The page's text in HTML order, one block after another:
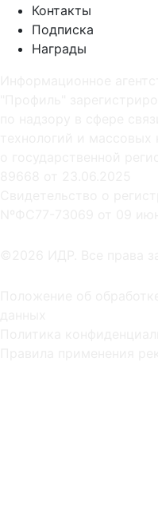
Контакты
Подписка
Награды